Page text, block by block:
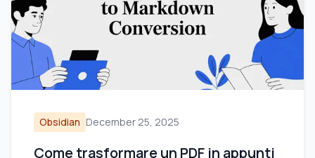
Obsidian December 25, 2025
Come trasformare un PDF in appunti